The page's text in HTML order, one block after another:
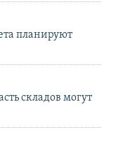
планируют
складов могут